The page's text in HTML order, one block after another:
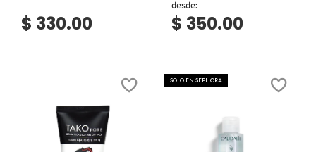
SEPHORA FAVORITES
SHISEIDO
$ 330.00
desde:
$ 350.00
SOLO EN SEPHORA